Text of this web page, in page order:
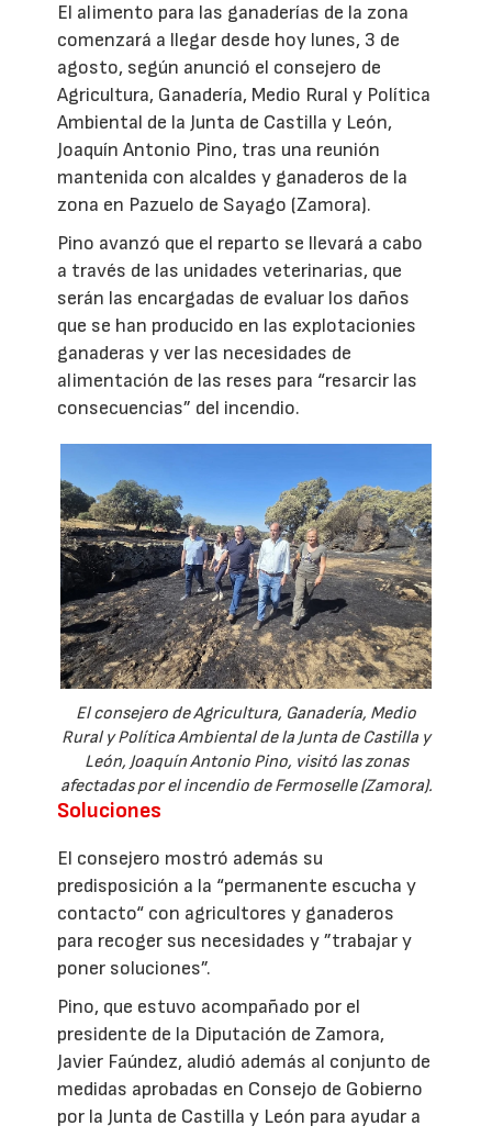
El alimento para las ganaderías de la zona
comenzará a llegar desde hoy lunes, 3 de
agosto, según anunció el consejero de
Agricultura, Ganadería, Medio Rural y Política
Ambiental de la Junta de Castilla y León,
Joaquín Antonio Pino, tras una reunión
mantenida con alcaldes y ganaderos de la
zona en Pazuelo de Sayago (Zamora).
Pino avanzó que el reparto se llevará a cabo
a través de las unidades veterinarias, que
serán las encargadas de evaluar los daños
que se han producido en las explotacionies
ganaderas y ver las necesidades de
alimentación de las reses para “resarcir las
consecuencias” del incendio.
El consejero de Agricultura, Ganadería, Medio
Rural y Política Ambiental de la Junta de Castilla y
León, Joaquín Antonio Pino, visitó las zonas
afectadas por el incendio de Fermoselle (Zamora).
Soluciones
El consejero mostró además su
predisposición a la “permanente escucha y
contacto“ con agricultores y ganaderos
para recoger sus necesidades y ”trabajar y
poner soluciones”.
Pino, que estuvo acompañado por el
presidente de la Diputación de Zamora,
Javier Faúndez, aludió además al conjunto de
medidas aprobadas en Consejo de Gobierno
por la Junta de Castilla y León para ayudar a